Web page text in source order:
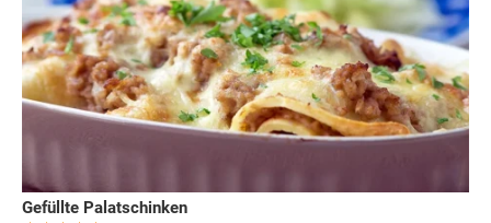
Gefüllte Palatschinken